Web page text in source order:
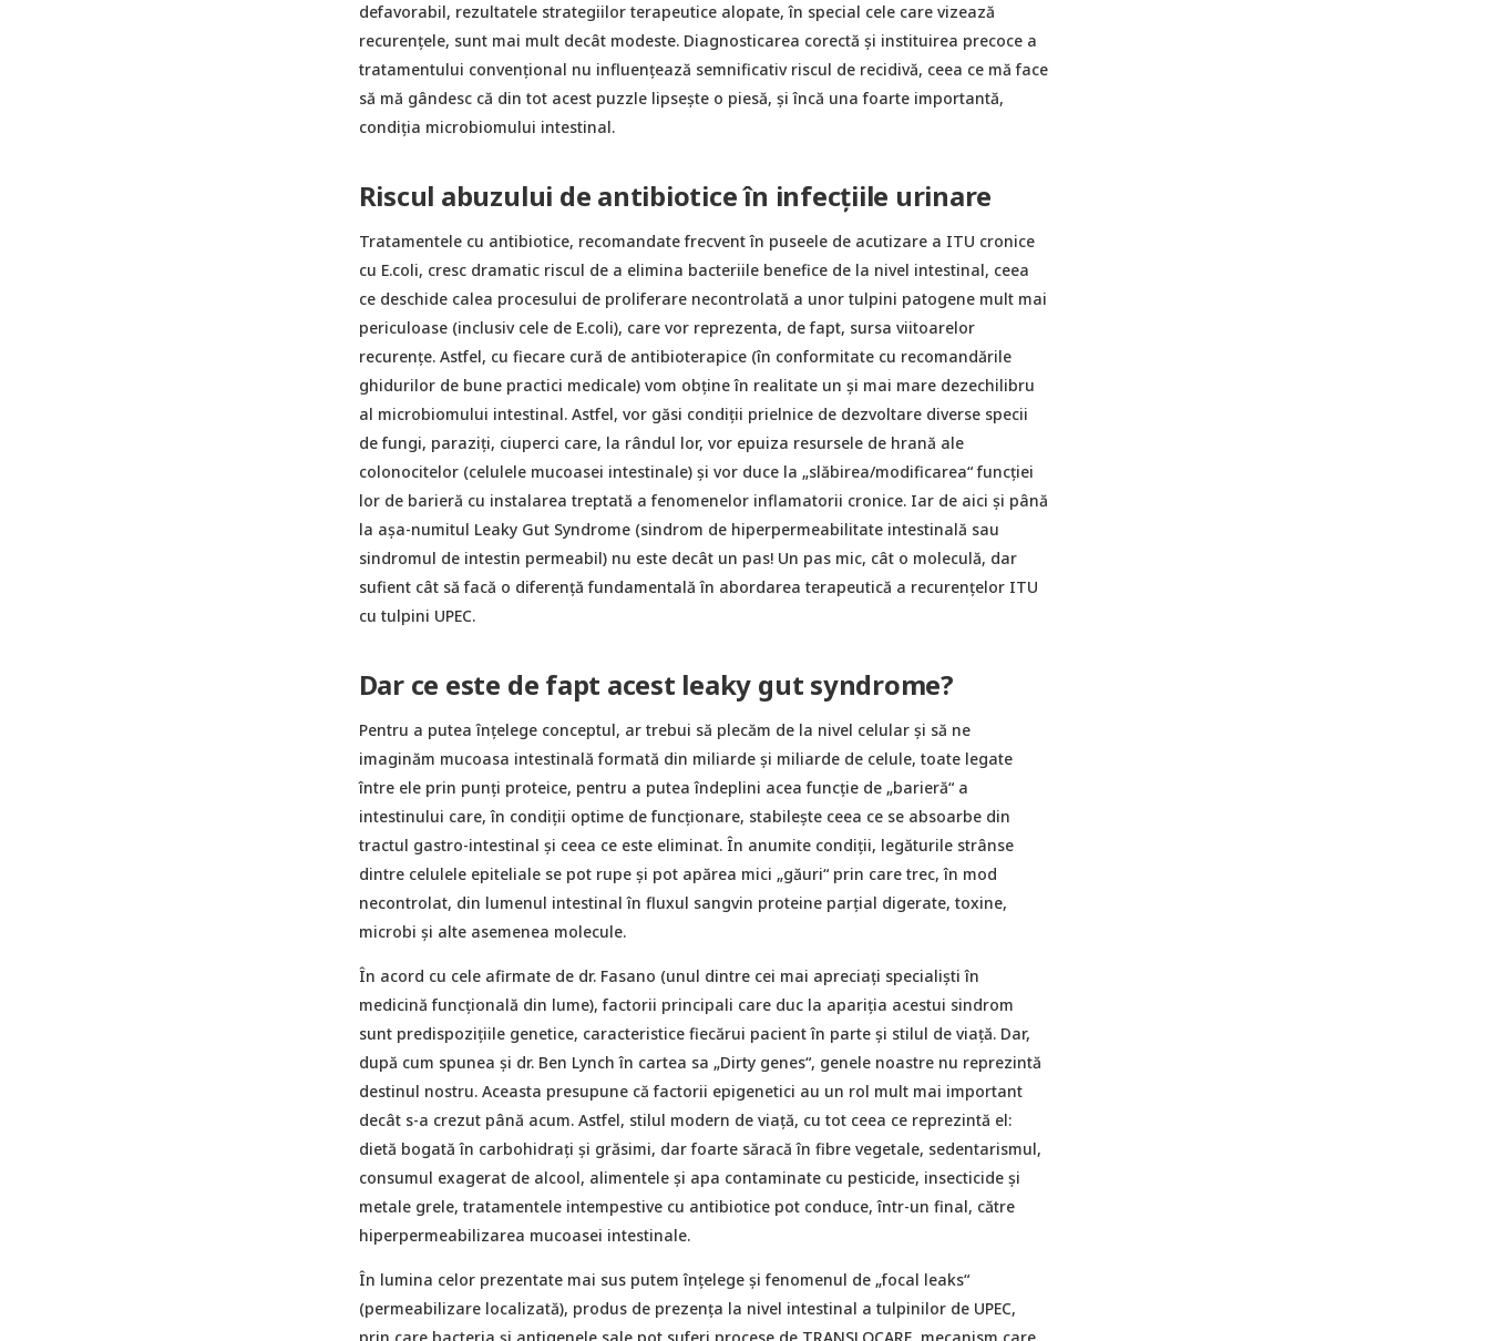
defavorabil, rezultatele strategiilor terapeutice alopate, în special cele care vizează
recurențele, sunt mai mult decât modeste. Diagnosticarea corectă și instituirea precoce a
tratamentului convențional nu influențează semnificativ riscul de recidivă, ceea ce mă face
să mă gândesc că din tot acest puzzle lipsește o piesă, și încă una foarte importantă,
condiția microbiomului intestinal.
Riscul abuzului de antibiotice în infecțiile urinare
Tratamentele cu antibiotice, recomandate frecvent în puseele de acutizare a ITU cronice
cu E.coli, cresc dramatic riscul de a elimina bacteriile benefice de la nivel intestinal, ceea
ce deschide calea procesului de proliferare necontrolată a unor tulpini patogene mult mai
periculoase (inclusiv cele de E.coli), care vor reprezenta, de fapt, sursa viitoarelor
recurențe. Astfel, cu fiecare cură de antibioterapice (în conformitate cu recomandările
ghidurilor de bune practici medicale) vom obține în realitate un și mai mare dezechilibru
al microbiomului intestinal. Astfel, vor găsi condiții prielnice de dezvoltare diverse specii
de fungi, paraziți, ciuperci care, la rândul lor, vor epuiza resursele de hrană ale
colonocitelor (celulele mucoasei intestinale) și vor duce la „slăbirea/modificarea“ funcției
lor de barieră cu instalarea treptată a fenomenelor inflamatorii cronice. Iar de aici și până
la așa-numitul Leaky Gut Syndrome (sindrom de hiperpermeabilitate intestinală sau
sindromul de intestin permeabil) nu este decât un pas! Un pas mic, cât o moleculă, dar
sufient cât să facă o diferență fundamentală în abordarea terapeutică a recurențelor ITU
cu tulpini UPEC.
Dar ce este de fapt acest leaky gut syndrome?
Pentru a putea înțelege conceptul, ar trebui să plecăm de la nivel celular și să ne
imaginăm mucoasa intestinală formată din miliarde și miliarde de celule, toate legate
între ele prin punți proteice, pentru a putea îndeplini acea funcție de „barieră“ a
intestinului care, în condiții optime de funcționare, stabilește ceea ce se absoarbe din
tractul gastro-intestinal și ceea ce este eliminat. În anumite condiții, legăturile strânse
dintre celulele epiteliale se pot rupe și pot apărea mici „găuri“ prin care trec, în mod
necontrolat, din lumenul intestinal în fluxul sangvin proteine parțial digerate, toxine,
microbi și alte asemenea molecule.
În acord cu cele afirmate de dr. Fasano (unul dintre cei mai apreciați specialiști în
medicină funcțională din lume), factorii principali care duc la apariția acestui sindrom
sunt predispozițiile genetice, caracteristice fiecărui pacient în parte și stilul de viață. Dar,
după cum spunea și dr. Ben Lynch în cartea sa „Dirty genes“, genele noastre nu reprezintă
destinul nostru. Aceasta presupune că factorii epigenetici au un rol mult mai important
decât s-a crezut până acum. Astfel, stilul modern de viață, cu tot ceea ce reprezintă el:
dietă bogată în carbohidrați și grăsimi, dar foarte săracă în fibre vegetale, sedentarismul,
consumul exagerat de alcool, alimentele și apa contaminate cu pesticide, insecticide și
metale grele, tratamentele intempestive cu antibiotice pot conduce, într-un final, către
hiperpermeabilizarea mucoasei intestinale.
În lumina celor prezentate mai sus putem înțelege și fenomenul de „focal leaks“
(permeabilizare localizată), produs de prezența la nivel intestinal a tulpinilor de UPEC,